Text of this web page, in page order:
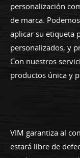
personalización
de marca.
aplicar su etiqueta
personalizados, y
Con nuestros
productos única y
VIM garantiza al
estará libre de